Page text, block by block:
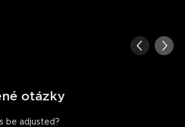
otázky
be adjusted?